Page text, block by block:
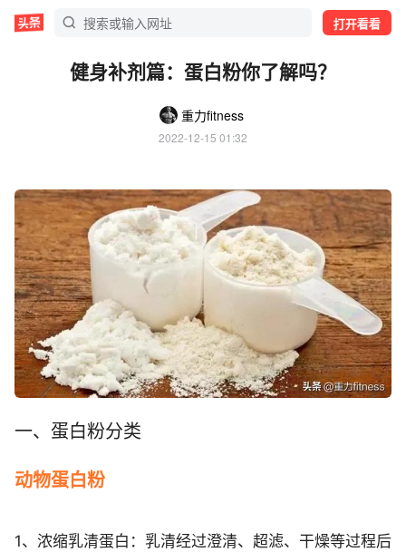
打开看看
健身补剂篇：蛋白粉你了解吗？
重力fitness
2022-12-15 01:32
一、蛋白粉分类
动物蛋白粉
1、浓缩乳清蛋白 ：乳清经过澄清、超滤、干燥等过程后